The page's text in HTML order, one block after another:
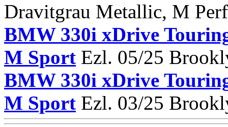
Dravitgrau Metallic, M
BMW 330i xDrive
M Sport Ezl. 05/25
BMW 330i xDrive
M Sport Ezl. 03/25